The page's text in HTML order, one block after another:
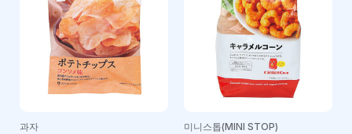
과자 미니스톱(MINI STOP)